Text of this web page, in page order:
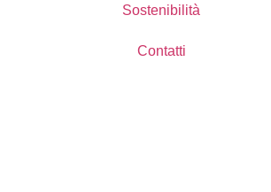
Sostenibilità
Contatti